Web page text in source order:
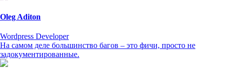
Oleg Aditon
Wordpress Developer
На самом деле большинство багов – это фичи, просто не
задокументированные.